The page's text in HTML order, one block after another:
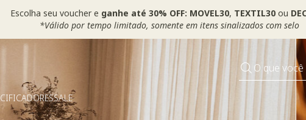
Escolha seu voucher e ganhe até 30% OFF: MOVEL30, TEXTIL30 ou
*Válido por tempo limitado, somente em itens sinalizados com selo
O que
SALE